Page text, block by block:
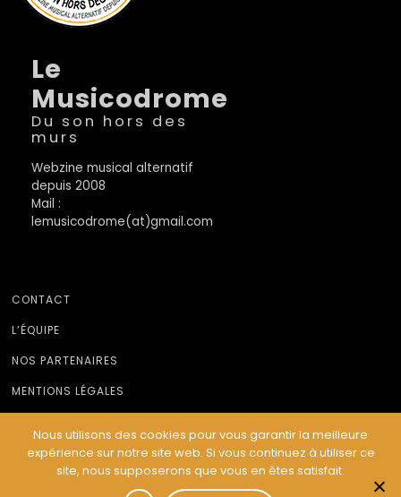
Le
Musicodrome
Du son hors des
murs
Webzine musical alternatif
depuis 2008
Mail :
lemusicodrome(at)gmail.com
CONTACT
L’ÉQUIPE
NOS PARTENAIRES
MENTIONS LÉGALES
© Le Musicodrome 2022 - Webdesign :Cereal Concept
Nous utilisons des cookies pour vous garantir la meilleure
expérience sur notre site web. Si vous continuez à utiliser ce
site, nous supposerons que vous en êtes satisfait.